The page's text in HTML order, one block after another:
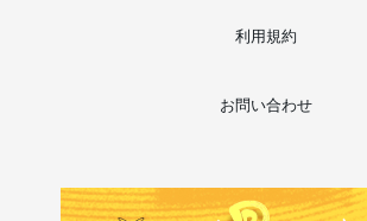
利用規約
お問い合わせ